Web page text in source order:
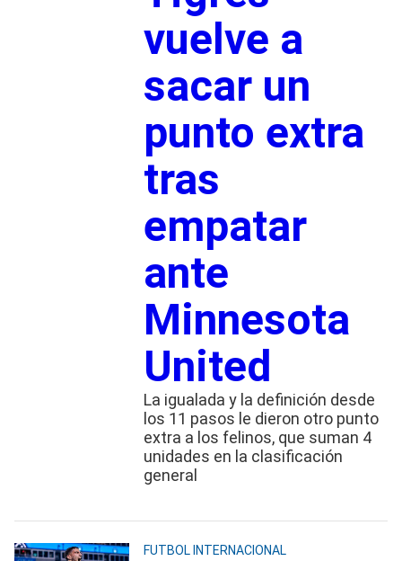
vuelve a
sacar un
punto extra
tras
empatar
ante
Minnesota
United
La igualada y la definición desde
los 11 pasos le dieron otro punto
extra a los felinos, que suman 4
unidades en la clasificación
general
FUTBOL INTERNACIONAL